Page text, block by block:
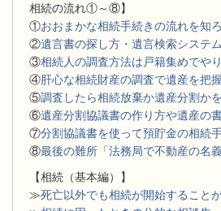
相続の流れ①～⑧】
①おおまかな相続手続きの流れを知ろ
②遺言書の探し方・遺言検索システ
③相続人の調査方法は戸籍集めでやり
④肝心な相続財産の調査で遺産を把
⑤調査したら相続放棄か遺産分割か
⑥遺産分割協議書の作り方や遺産の
⑦分割協議書を使って預貯金の相続
⑧最後の難所「法務局で不動産の名義
【相続（基本編）】
≫死亡以外でも相続が開始すること